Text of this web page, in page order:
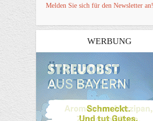
Melden Sie sich für den Newsletter an!
WERBUNG